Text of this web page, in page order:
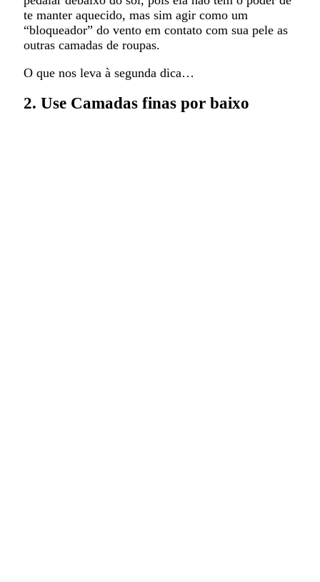
te manter aquecido, mas sim agir como um
“bloqueador” do vento em contato com sua pele as
outras camadas de roupas.
O que nos leva à segunda dica…
2. Use Camadas finas por baixo